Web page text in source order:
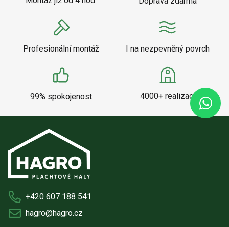
Profesionální montáž I na nezpevněný povrch
99% spokojenost 4000+ realizací
+420 607 188 541
hagro@hagro.cz